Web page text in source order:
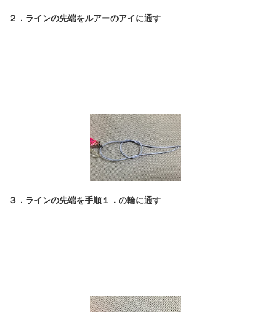
２．ラインの先端をルアーのアイに通す
３．ラインの先端を手順１．の輪に通す